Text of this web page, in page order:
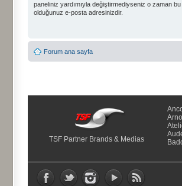
paneliniz yardımıyla değiştirmediyseniz o zaman
olduğunuz e-posta adresinizdir.
Forum ana sayfa
TSF Partner Brands & Medias